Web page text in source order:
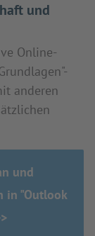
und
Online-
anderen
und
in "Outlook